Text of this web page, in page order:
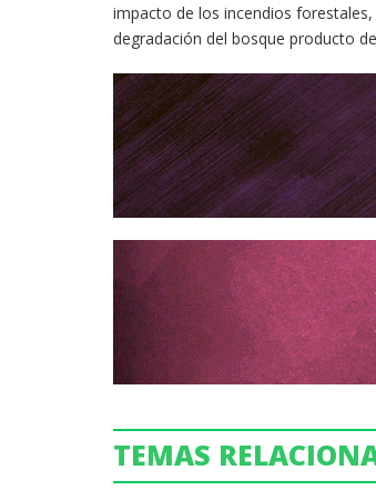
impacto de los incendios
degradación del bosque producto
TEMAS